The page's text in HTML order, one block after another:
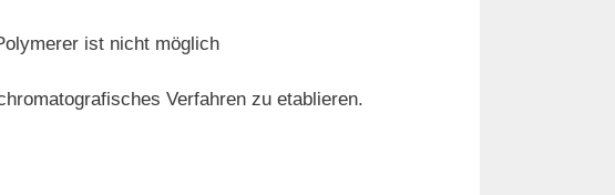
ist nicht möglich
Verfahren zu etablieren.